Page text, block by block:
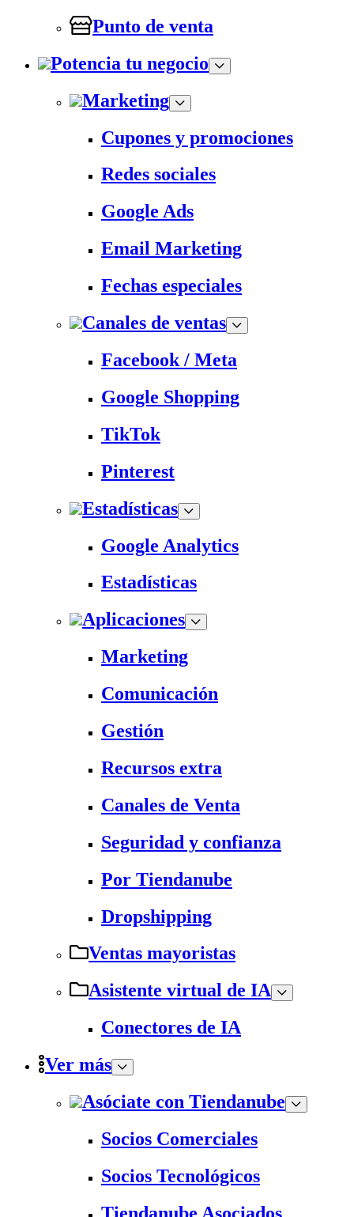
Punto de venta
Potencia tu negocio
Marketing
Cupones y promociones
Redes sociales
Google Ads
Email Marketing
Fechas especiales
Canales de ventas
Facebook / Meta
Google Shopping
TikTok
Pinterest
Estadísticas
Google Analytics
Estadísticas
Aplicaciones
Marketing
Comunicación
Gestión
Recursos extra
Canales de Venta
Seguridad y confianza
Por Tiendanube
Dropshipping
Ventas mayoristas
Asistente virtual de IA
Conectores de IA
Ver más
Asóciate con Tiendanube
Socios Comerciales
Socios Tecnológicos